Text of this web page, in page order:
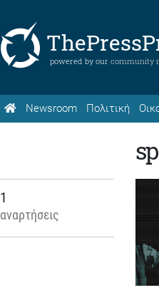
powered by our community
Newsroom Πολιτική
1
αναρτήσεις